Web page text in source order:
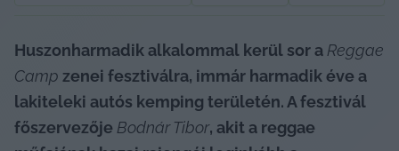
Huszonharmadik alkalommal kerül sor a Reggae
Camp zenei fesztiválra, immár harmadik éve a
lakiteleki autós kemping területén. A fesztivál
főszervezője Bodnár Tibor, akit a reggae